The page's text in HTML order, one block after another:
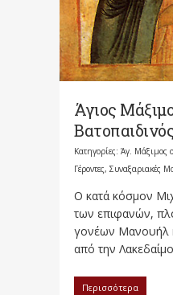
Άγιος
Κατηγορίες: Άγ. Μάξιμος
Γέροντες, Συναξαριακές
Ο κατά κόσμον
των επιφανών,
γονέων Μανουήλ
από την
Περισσότερα